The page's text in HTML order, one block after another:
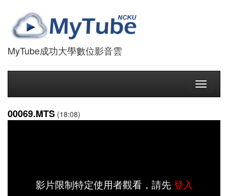
MyTube成功大學數位影音雲
Toggle
00069.MTS (18:08)
影片限制特定使用者觀看，請先登入